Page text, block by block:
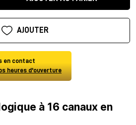
AJOUTER
en contact
heures d'ouverture
à 16 canaux en